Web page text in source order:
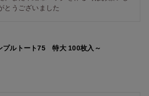
とうございました
プルトート75 特大 100枚入～